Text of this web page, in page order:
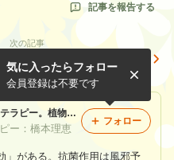
記事を報告する
次の記事
サクラと御朱印デビュー
札幌：お薬を減らすアロマテラピー。植物のチカラで、こころのケア・風邪ケア…私・こども・愛犬の笑顔を作る♪
ー：橋本理恵
」がある。抗菌作用は風邪予
気に入ったらフォロー
会員登録は不要です
フォロー